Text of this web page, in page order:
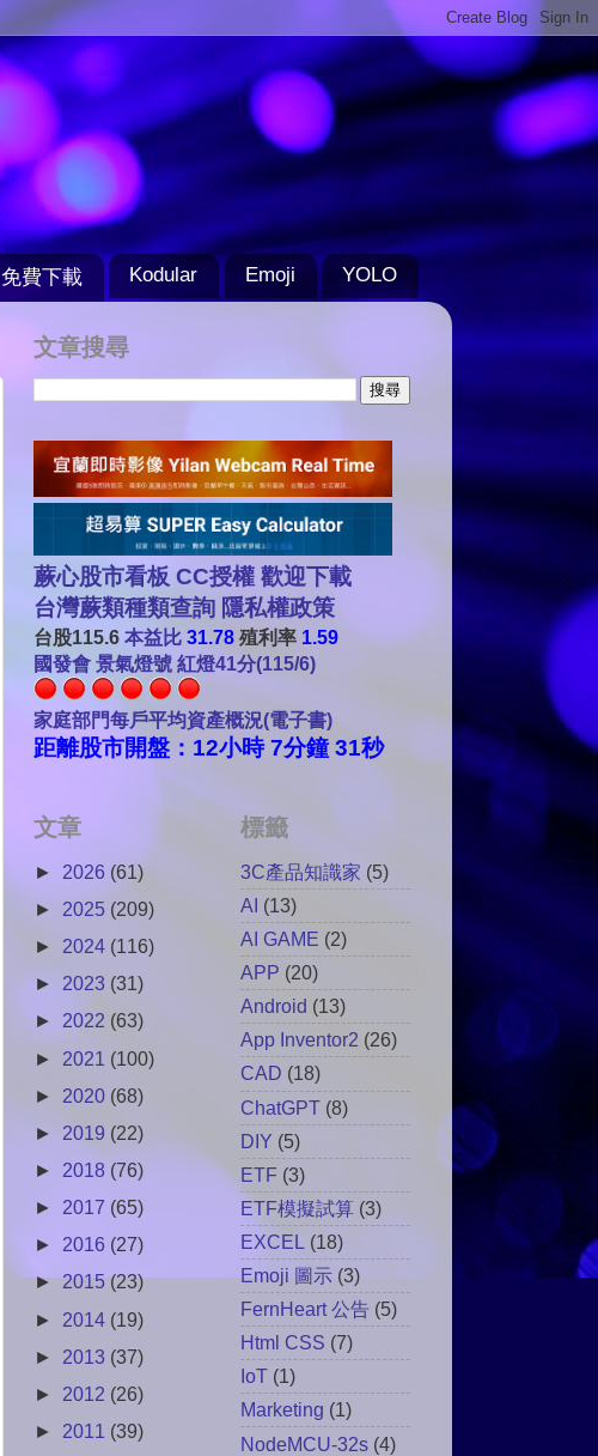
免費下載 Kodular Emoji YOLO
文章搜尋
蕨心股市看板 CC授權 歡迎下載
台灣蕨類種類查詢 隱私權政策
台股115.6 本益比 31.78 殖利率 1.59
國發會 景氣燈號 紅燈41分(115/6)
家庭部門每戶平均資產概況(電子書)
距離股市開盤：12小時 7分鐘 30秒
文章
► 2026 (61)
► 2025 (209)
► 2024 (116)
► 2023 (31)
► 2022 (63)
► 2021 (100)
► 2020 (68)
► 2019 (22)
► 2018 (76)
► 2017 (65)
► 2016 (27)
►2015(23)
► 2014 (19)
► 2013 (37)
► 2012 (26)
► 2011 (39)
標籤
3C產品知識家 (5)
AI (13)
AI GAME (2)
APP (20)
Android (13)
App Inventor2 (26)
CAD (18)
ChatGPT (8)
DIY (5)
ETF (3)
ETF模擬試算 (3)
EXCEL (18)
Emoji 圖示 (3)
FernHeart 公告 (5)
Html CSS (7)
IoT (1)
Marketing (1)
NodeMCU-32s (4)